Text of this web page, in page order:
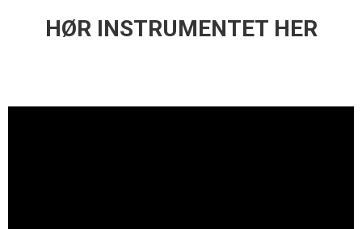
HØR INSTRUMENTET HER